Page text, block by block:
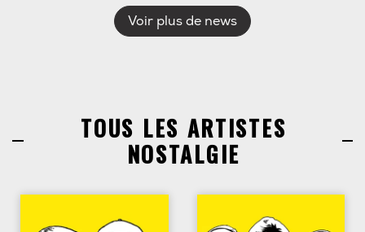
Voir plus de news
TOUS LES ARTISTES
NOSTALGIE